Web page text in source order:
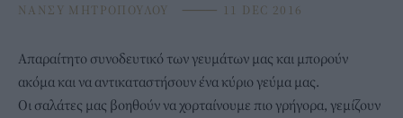
ΝΑΝΣΥ ΜΗΤΡΟΠΟΥΛΟΥ ⸻ 11 DEC 2016
Απαραίτητο συνοδευτικό των γευμάτων μας και μπορούν
ακόμα και να αντικαταστήσουν ένα κύριο γεύμα μας.
Οι σαλάτες μας βοηθούν να χορταίνουμε πιο γρήγορα, γεμίζουν